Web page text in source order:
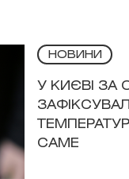
НОВИНИ
У КИЄВІ ЗА
САМЕ